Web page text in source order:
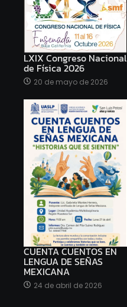
LXIX Congreso Nacional
de Física 2026
20 de mayo de 2026
CUENTA CUENTOS EN
LENGUA DE SEÑAS
MEXICANA
24 de abril de 2026